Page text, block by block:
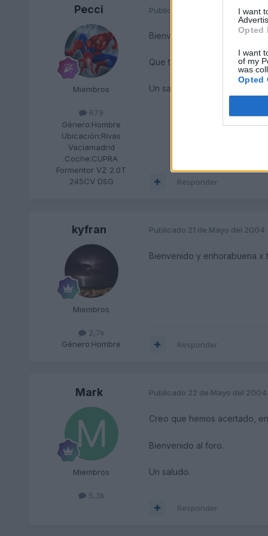
I want
Opted
I want
of my
was
Opted
Pecci
Miembros
679
Género:Hombre
Ubicación:Rivas
Vaciamadrid
Coche:CUPRA
Formentor VZ 2.0T
245CV DSG
Publicado 21 de Mayo del 2004
Bienvenido Txatin2005
Que te sea leve la espera.
Un saludo
Responder
kyfran
Miembros
2,7k
Género:Hombre
Publicado 21 de Mayo del 2004
Bienvenido y enhorabuena x
Responder
Mark
Miembros
5,3k
Publicado 22 de Mayo del 2004
Creo que hemos acertado,
Bienvenido al foro.
Un saludo.
Responder